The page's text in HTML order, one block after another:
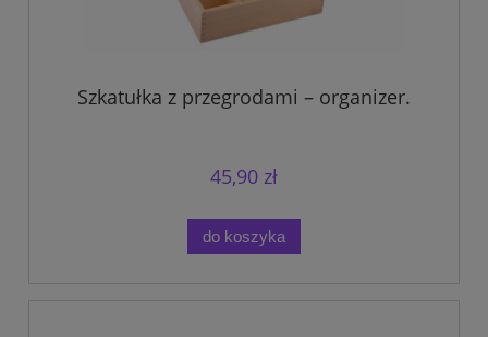
Szkatułka z przegrodami – organizer.
45,90 zł
do koszyka